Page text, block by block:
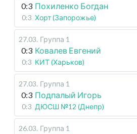
0:3 Похиленко Богдан
0:3 Хорт (Запорожье)
27.03. Группа 1
0:3 Ковалев Евгений
0:3 КИТ (Харьков)
27.03. Группа 1
0:3 Подпалый Игорь
0:3 ДЮСШ №12 (Днепр)
26.03. Группа 1